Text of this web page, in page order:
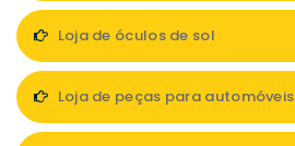
Loja de óculos de sol
Loja de peças para automóveis